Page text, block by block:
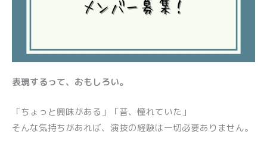
表現するって、おもしろい。
「ちょっと興味がある」「昔、憧れていた」
そんな気持ちがあれば、演技の経験は一切必要ありません。